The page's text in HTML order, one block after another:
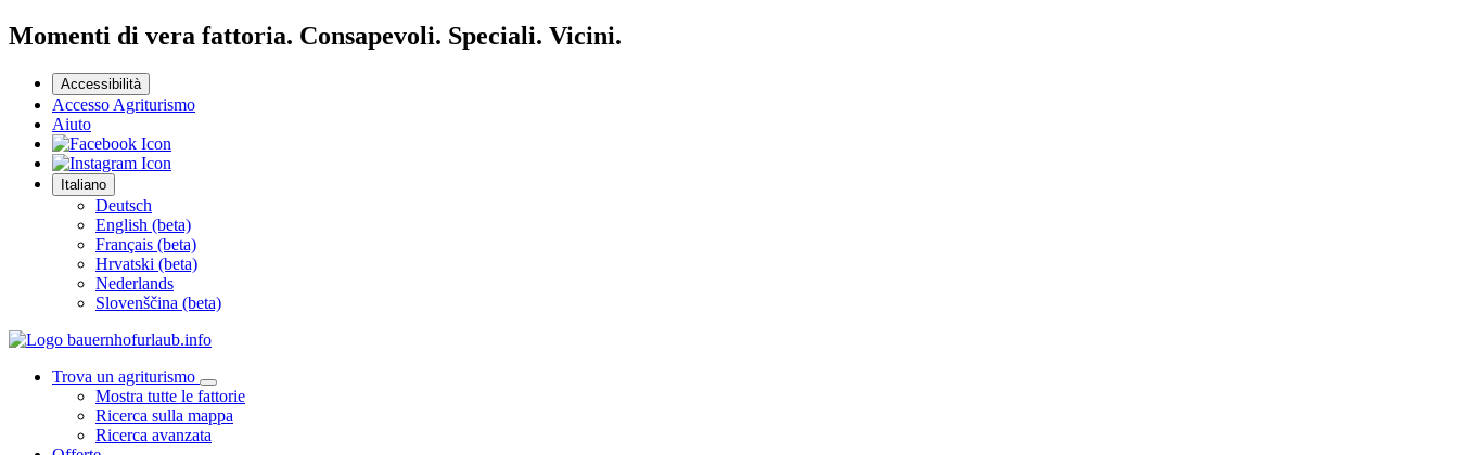
Momenti di vera fattoria. Consapevoli. Speciali. Vicini.
Accessibilità
Accesso Agriturismo
Aiuto
Italiano
Deutsch
English (beta)
Français (beta)
Hrvatski (beta)
Nederlands
Slovenščina (beta)
Trova un agriturismo
Mostra tutte le fattorie
Ricerca sulla mappa
Ricerca avanzata